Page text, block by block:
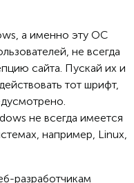
а именно эту ОС
не всегда
сайта. Пускай их и
тот шрифт,
не всегда имеется
например, Linux,
разработчикам